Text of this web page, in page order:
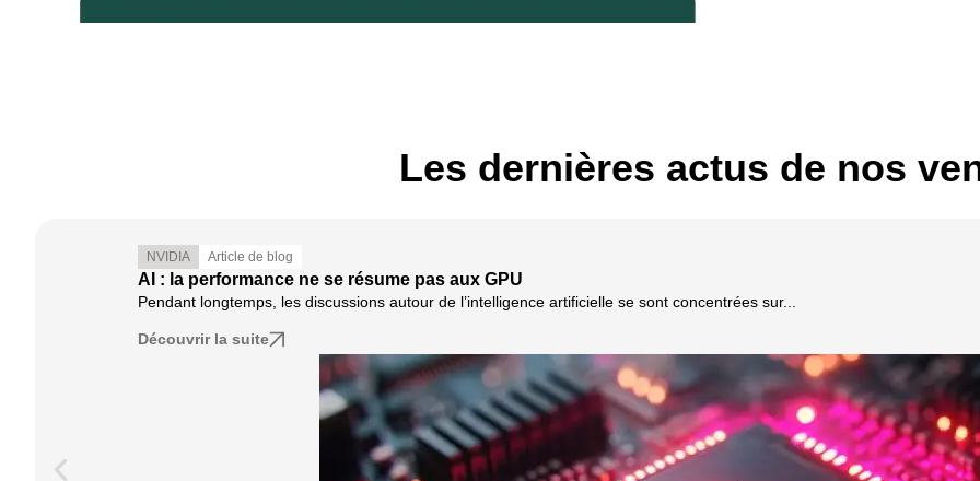
Les dernières actus de nos
NVIDIA Article de blog
AI : la performance ne se résume pas aux GPU
Pendant longtemps, les discussions autour de l’intelligence artificielle se sont concentrées sur...
Découvrir la suite